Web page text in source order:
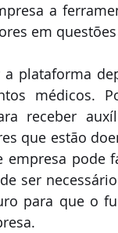
a
em
plataforma
médicos.
receber
que estão
empresa pode
ser
para que o